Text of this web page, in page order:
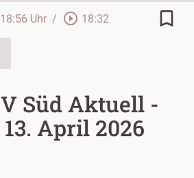
Uhr / play_circle_outline 18:32
bookmark_border
Süd Aktuell -
April 2026